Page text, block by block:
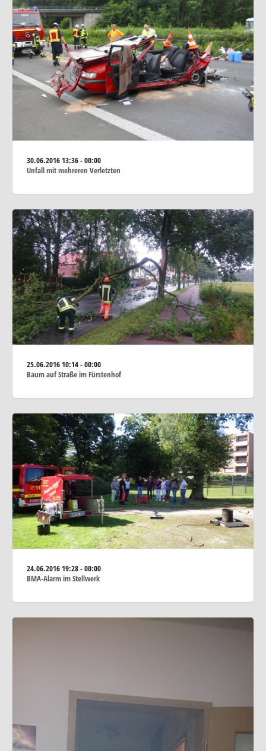
30.06.201613:36 - 00:00
Unfall mit mehreren Verletzten
25.06.201610:14 - 00:00
Baum auf Straße im Fürstenhof
24.06.201619:28 - 00:00
BMA-Alarm im Stellwerk